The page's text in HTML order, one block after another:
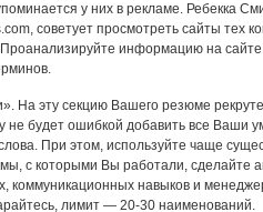
у них в рекламе. Ребекка
советует просмотреть сайты тех
информацию на сайте
На эту секцию Вашего резюме
не будет ошибкой добавить все Ваши
При этом, используйте чаще
с которыми Вы работали, сделайте
коммуникационных навыков и
лимит — 20-30 наименований.